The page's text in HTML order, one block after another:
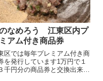
なめろう 江東区内プ
アム付き商品券
区では毎年プレミアム付き商
を発行しています1万円で１
千円分の商品券と交換出来る